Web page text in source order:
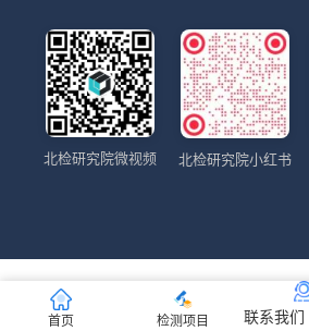
北检研究院微视频 北检研究院小红书
首页 检测项目 联系我们